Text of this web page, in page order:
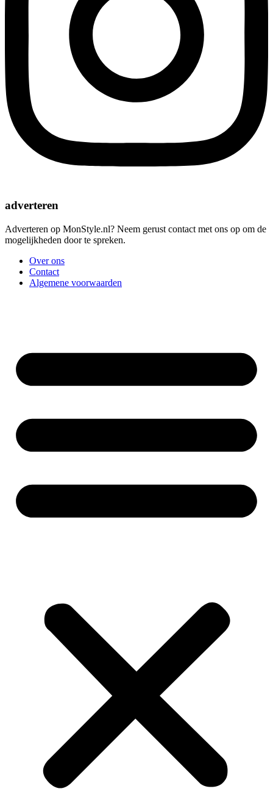
adverteren
Adverteren op MonStyle.nl? Neem gerust contact met ons op om de
mogelijkheden door te spreken.
Over ons
Contact
Algemene voorwaarden